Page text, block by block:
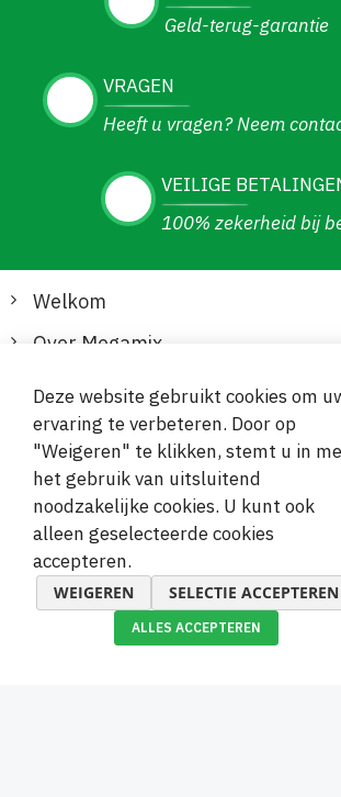
Geld-terug-garantie
VRAGEN
Heeft u vragen? Neem
VEILIGE
100% zekerheid bij
Welkom
Over Megamix
Informatie
Klantenservice
Veilige en gemakkelijke betalingen
Deze website gebruikt cookies om
ervaring te verbeteren. Door op
"Weigeren" te klikken, stemt u in
het gebruik van uitsluitend
noodzakelijke cookies. U kunt ook
alleen geselecteerde cookies
accepteren.
WEIGEREN SELECTIE ACCEPTEREN
ALLES ACCEPTEREN